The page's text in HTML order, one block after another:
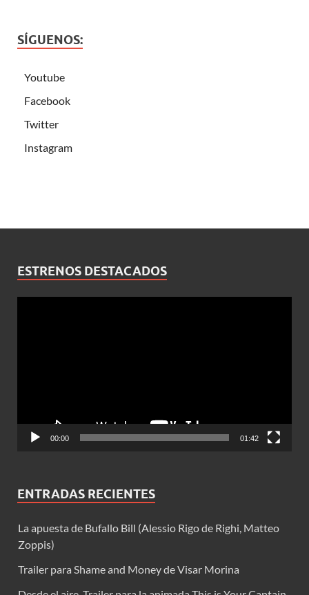
SÍGUENOS:
Youtube
Facebook
Twitter
Instagram
ESTRENOS DESTACADOS
00:00 01:42
ENTRADAS RECIENTES
La apuesta de Bufallo Bill (Alessio Rigo de Righi, Matteo
Zoppis)
Trailer para Shame and Money de Visar Morina